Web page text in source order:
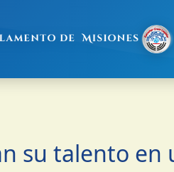
su talento en